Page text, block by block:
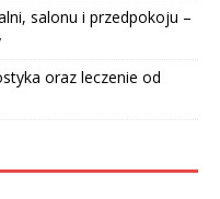
salonu i przedpokoju –
oraz leczenie od